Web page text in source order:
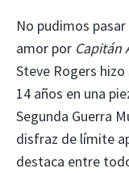
No pudimos
amor por Capitán
Steve Rogers
14 años en una
Segunda Guerra
disfraz de límite
destaca entre